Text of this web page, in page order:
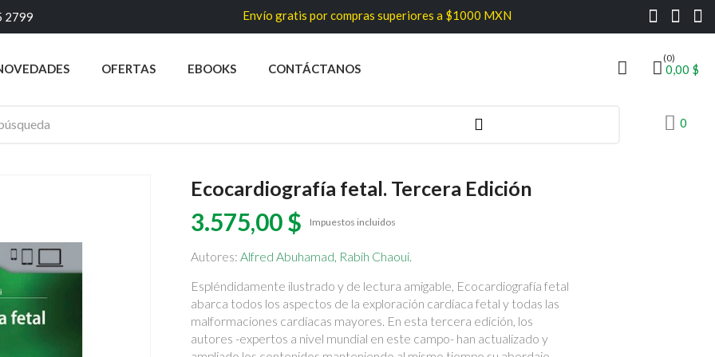
2799 Envío gratis por compras superiores a $1000 MXN
OFERTAS EBOOKS CONTÁCTANOS 0,00 $
(0)
0
Ecocardiografía fetal. Tercera Edición
3.575,00 $ Impuestos incluidos
Autores: Alfred Abuhamad, Rabih Chaoui.
Espléndidamente ilustrado y de lectura amigable, Ecocardiografía fetal
abarca todos los aspectos de la exploración cardíaca fetal y todas las
malformaciones cardíacas mayores. En esta tercera edición, los
autores -expertos a nivel mundial en este campo- han actualizado y